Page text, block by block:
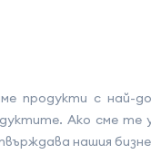
продукти с най-
Ако сме те
нашия